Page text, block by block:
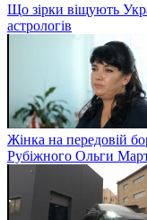
Що зірки віщують
астрологів
Жінка на передовій
Рубіжного Ольги